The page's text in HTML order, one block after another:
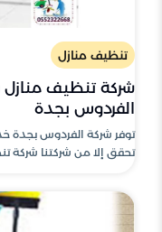
تنظيف منازل
الفردوس بجدة
توفر شركة الفردوس بجدة
تحقق إلا من شركتنا شركة